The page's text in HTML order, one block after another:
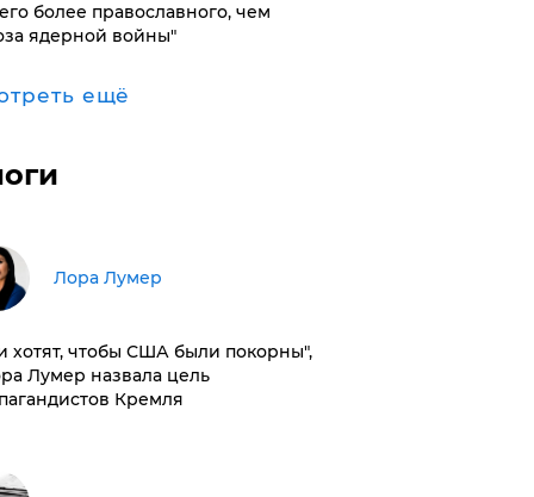
более православного, чем
ядерной войны"
ещё
​Лора Лумер
хотят, чтобы США были покорны",
Лумер назвала цель
Кремля